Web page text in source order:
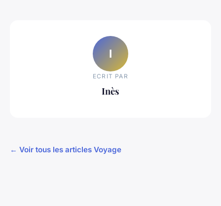
I
ECRIT PAR
Inès
← Voir tous les articles Voyage